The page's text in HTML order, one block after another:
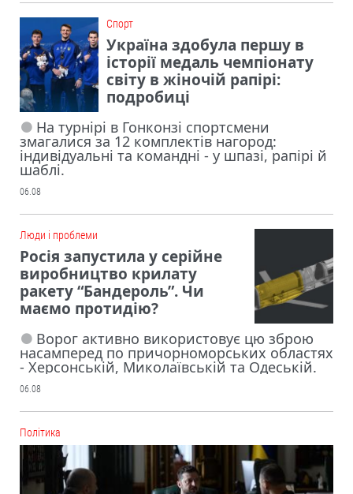
Cпорт
Україна здобула першу в
історії медаль чемпіонату
світу в жіночій рапірі:
подробиці
На турнірі в Гонконзі спортсмени
змагалися за 12 комплектів нагород:
індивідуальні та командні - у шпазі, рапірі й
шаблі.
06.08
Люди і проблеми
Росія запустила у серійне
виробництво крилату
ракету “Бандероль”. Чи
маємо протидію?
Ворог активно використовує цю зброю
насамперед по причорноморських областях
- Херсонській, Миколаївській та Одеській.
06.08
Політика